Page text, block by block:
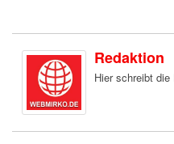
Redaktion
Hier schreibt